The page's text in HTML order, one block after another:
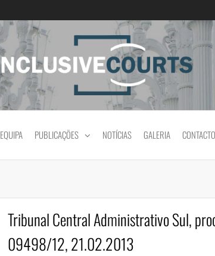
Igualdade e diferença cultural na prática
EQUIPA PUBLICAÇÕES NOTÍCIAS GALERIA CONTACTO
Tribunal Central Administrativo Sul,
09498/12, 21.02.2013